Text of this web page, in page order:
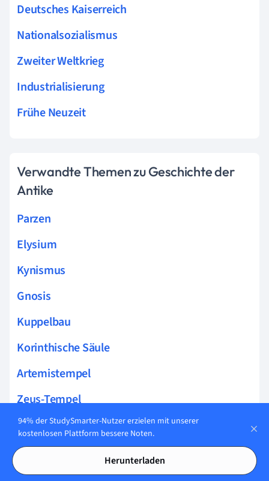
Deutsches Kaiserreich
Nationalsozialismus
Zweiter Weltkrieg
Industrialisierung
Frühe Neuzeit
Verwandte Themen zu Geschichte der
Antike
Parzen
Elysium
Kynismus
Gnosis
Kuppelbau
Korinthische Säule
Artemistempel
Zeus-Tempel
Griechische Tempel
Römische Thermen
Trajanssäule
94% der StudySmarter-Nutzer erzielen mit unserer
kostenlosen Plattform bessere Noten.
Herunterladen